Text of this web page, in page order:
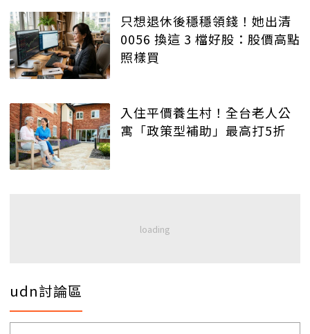
只想退休後穩穩領錢！她出清
0056 換這 3 檔好股：股價高點
照樣買
入住平價養生村！全台老人公
寓「政策型補助」最高打5折
udn討論區